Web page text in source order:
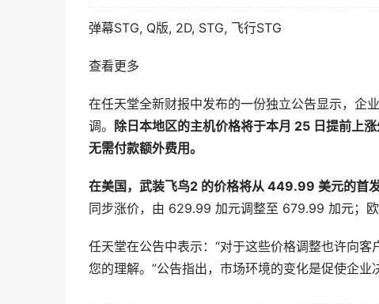
弹幕STG, Q版, 2D, STG, 飞行STG
查看更多
在任天堂全新财报中发布的一份独立公告显示，企
调。
除日本地区的主机价格将于本月 25 日提前上
无需付款额外费用。
在美国，武装飞鸟2 的价格将从 449.99 美元的首
同步涨价，由 629.99 加元调整至 679.99 加元；
任天堂在公告中表示：“对于这些价格调整也许向
您的理解。”公告指出，市场环境的变化是促使企业